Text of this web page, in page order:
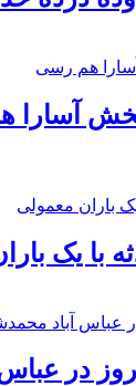
بخش
با یک
در